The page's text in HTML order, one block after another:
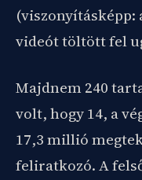
(viszonyításképp:
videót töltött fel
Majdnem 240
volt, hogy 14, a
17,3 millió
feliratkozó. A